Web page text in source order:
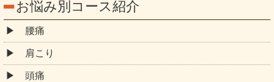
お悩み別コース紹介
腰痛
肩こり
頭痛